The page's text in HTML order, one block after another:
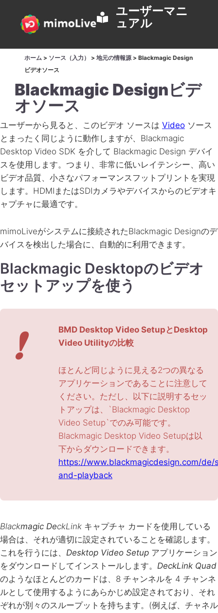
ユーザーマニ
ュアル
ホーム > ソース（入力） > 地元の情報源> Blackmagic Design
ビデオソース
Blackmagic Designビデ
オソース
ユーザーから見ると、このビデオ ソースは Video ソース
とまったく同じように動作しますが、Blackmagic
Desktop Video SDK を介して Blackmagic Design デバイ
スを使用します。つまり、非常に低いレイテンシー、高い
ビデオ品質、小さなパフォーマンスフットプリントを実現
します。HDMIまたはSDIカメラやデバイスからのビデオキ
ャプチャに最適です。
mimoLiveがシステムに接続されたBlackmagic Designのデ
バイスを検出した場合に、自動的に利用できます。
Blackmagic Desktopのビデオ
セットアップを使う
❗
BMD Desktop Video SetupとDesktop
Video Utilityの比較
ほとんど同じように見える2つの異なる
アプリケーションであることに注意して
ください。ただし、以下に説明するセッ
トアップは、`Blackmagic Desktop
Video Setup`でのみ可能です。
Blackmagic Desktop Video Setupは以
下からダウンロードできます。
https://www.blackmagicdesign.com/
and-playback
Blackmagic DeckLink キャプチャ カードを使用している
場合は、それが適切に設定されていることを確認します。
これを行うには、 Desktop Video Setup アプリケーション
をダウンロードしてインストールします。 DeckLink Quad
のようなほとんどのカードは、8 チャンネルを 4 チャンネ
ルとして使用するようにあらかじめ設定されており、それ
ぞれが別々のスループットを持ちます。(例えば、チャネル